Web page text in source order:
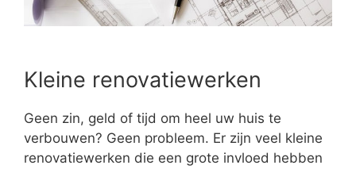
Kleine renovatiewerken
Geen zin, geld of tijd om heel uw huis te
verbouwen? Geen probleem. Er zijn veel kleine
renovatiewerken die een grote invloed hebben